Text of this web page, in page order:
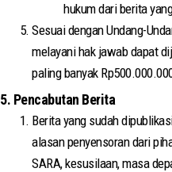
hukum dari berita
Sesuai dengan Undang-
melayani hak jawab dapat
paling banyak
5. Pencabutan Berita
Berita yang sudah
alasan penyensoran dari
SARA, kesusilaan, masa